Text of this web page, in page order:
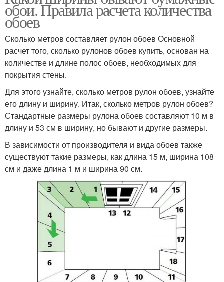
обои. Правила расчета количества
обоев
Сколько метров составляет рулон обоев Основной
расчет того, сколько рулонов обоев купить, основан на
количестве и длине полос обоев, необходимых для
покрытия стены.
Для этого узнайте, сколько метров рулон обоев, узнайте
его длину и ширину. Итак, сколько метров рулон обоев?
Стандартные размеры рулона обоев составляют 10 м в
длину и 53 см в ширину, но бывают и другие размеры.
В зависимости от производителя и вида обоев также
существуют такие размеры, как длина 15 м, ширина 108
см и даже длина 1 м и ширина 90 см.